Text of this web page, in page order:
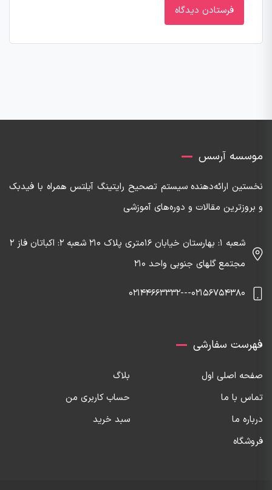
موسسه آرسس
نخستین ارائه‌دهنده‌ سیستم تصحیح رایتینگ آیلتس همراه با فیدبک
و بروزترین مقالات و دوره‌های آموزشی
شعبه 1: بهارستان خیابان 16متری پلاک 210 شعبه 2: اکباتان فاز 2
مجتمع گلهای جنوبی واحد 210
02156754380---02144663332
فهرست سفارشی
صفحه اصلی اول
بلاگ
تماس با ما
حساب کاربری من
درباره ما
سبد خرید
فروشگاه